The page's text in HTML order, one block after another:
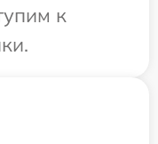
к